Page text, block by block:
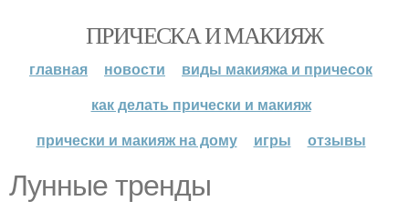
ПРИЧЕСКА И МАКИЯЖ
главная новости
виды макияжа и причесок
как делать прически и макияж
прически и макияж на дому
игры отзывы
Лунные тренды